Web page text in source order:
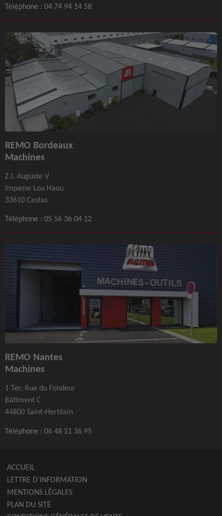
Téléphone : 04 74 94 14 58
REMO Bordeaux
Machines
Z.I. Auguste V
Impasse Lou Haou
33610 Cestas
Téléphone : 05 56 36 04 12
REMO Nantes
Machines
1 Ter, Rue du Fondeur
Bâtiment C
44800 Saint-Herblain
Téléphone : 06 48 51 36 95
ACCUEIL
LETTRE D'INFORMATION
MENTIONS LÉGALES
PLAN DU SITE